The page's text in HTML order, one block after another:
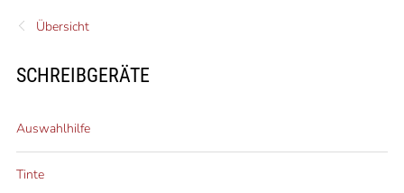
Übersicht
SCHREIBGERÄTE
Auswahlhilfe
Tinte